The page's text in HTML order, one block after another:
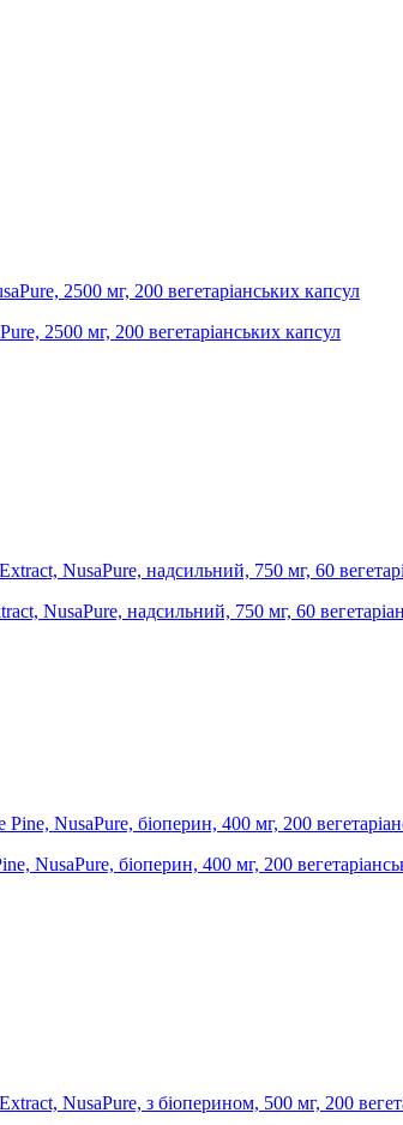
2500 мг, 200 вегетаріанських капсул
NusaPure, надсильний, 750 мг, 60
NusaPure, біоперин, 400 мг, 200